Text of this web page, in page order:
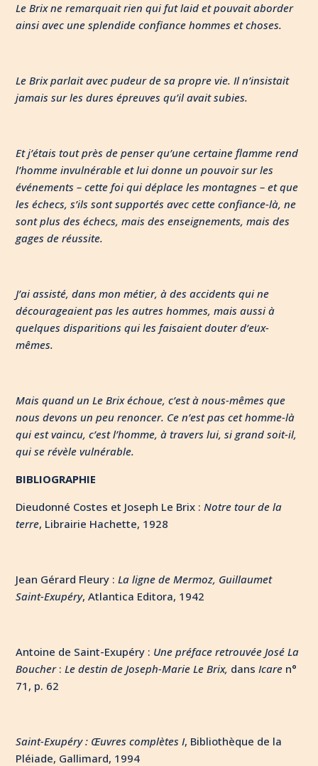
Le Brix ne remarquait rien qui fut laid et pouvait aborder
ainsi avec une splendide confiance hommes et choses.
Le Brix parlait avec pudeur de sa propre vie. Il n’insistait
jamais sur les dures épreuves qu’il avait subies.
Et j’étais tout près de penser qu’une certaine flamme rend
l’homme invulnérable et lui donne un pouvoir sur les
événements – cette foi qui déplace les montagnes – et que
les échecs, s’ils sont supportés avec cette confiance-là, ne
sont plus des échecs, mais des enseignements, mais des
gages de réussite.
J’ai assisté, dans mon métier, à des accidents qui ne
décourageaient pas les autres hommes, mais aussi à
quelques disparitions qui les faisaient douter d’eux-
mêmes.
Mais quand un Le Brix échoue, c’est à nous-mêmes que
nous devons un peu renoncer. Ce n’est pas cet homme-là
qui est vaincu, c’est l’homme, à travers lui, si grand soit-il,
qui se révèle vulnérable.
BIBLIOGRAPHIE
Dieudonné Costes et Joseph Le Brix :Notre tour de la
terre, Librairie Hachette, 1928
Jean Gérard Fleury :La ligne de Mermoz, Guillaumet
Saint-Exupéry, Atlantica Editora, 1942
Antoine de Saint-Exupéry : Une préface retrouvée José La
Boucher :Le destin de Joseph-Marie Le Brix, dansIcare n°
71, p. 62
Saint-Exupéry : Œuvres complètes I, Bibliothèque de la
Pléiade, Gallimard, 1994